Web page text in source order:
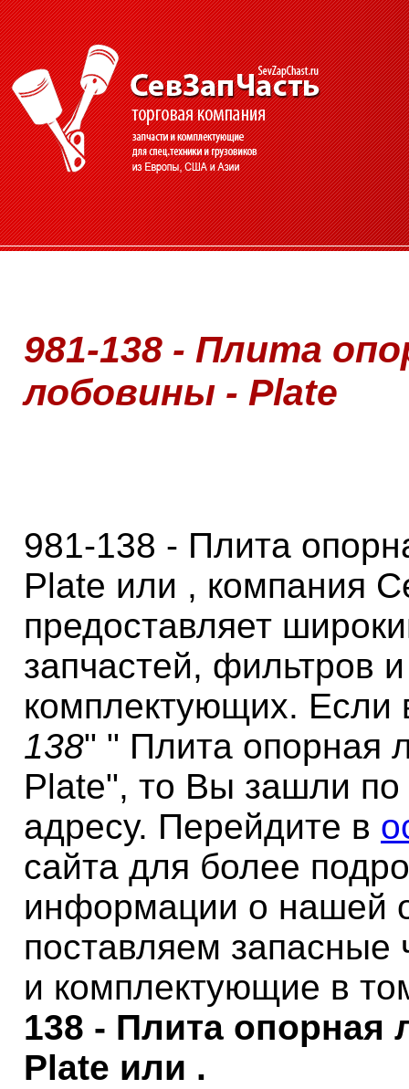
981-138 - Плита
лобовины - Plate
981-138 - Плита
Plate или , компания
предоставляет
запчастей, фильтров и
комплектующих. Если
138" " Плита опорная
Plate", то Вы зашли
адресу. Перейдите в
сайта для более
информации о нашей
поставляем запасные
и комплектующие в
138 - Плита опорная
Plate или .